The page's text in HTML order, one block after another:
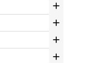



